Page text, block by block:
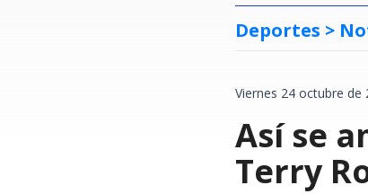
Deportes >
Viernes 24 octubre de
Así se
Terry